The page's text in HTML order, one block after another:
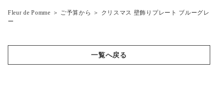
ハロウィン
～7,000円
Fleur de Pomme ＞ ご予算から ＞
クリスマス 壁飾りプレート ブルーグレ
ー
一覧へ戻る